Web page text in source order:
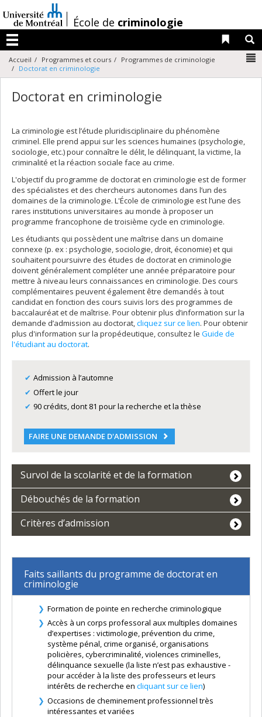
au
contenu
/École de criminologie
Menu
Liens
Accueil Programmes et cours
Programmes de criminologie
Doctorat en criminologie
Doctorat en criminologie
La criminologie est l’étude pluridisciplinaire du phénomène
criminel. Elle prend appui sur les sciences humaines (psychologie,
sociologie, etc.) pour connaître le délit, le délinquant, la victime, la
criminalité et la réaction sociale face au crime.
L'objectif du programme de doctorat en criminologie est de former
des spécialistes et des chercheurs autonomes dans l’un des
domaines de la criminologie. L'École de criminologie est l’une des
rares institutions universitaires au monde à proposer un
programme francophone de troisième cycle en criminologie.
Les étudiants qui possèdent une maîtrise dans un domaine
connexe (p. ex : psychologie, sociologie, droit, économie) et qui
souhaitent poursuivre des études de doctorat en criminologie
doivent généralement compléter une année préparatoire pour
mettre à niveau leurs connaissances en criminologie. Des cours
complémentaires peuvent également être demandés à tout
candidat en fonction des cours suivis lors des programmes de
baccalauréat et de maîtrise. Pour obtenir plus d’information sur la
demande d’admission au doctorat,cliquez sur ce lien. Pour obtenir
plus d'information sur la propédeutique, consultez le Guide de
l'étudiant au doctorat.
Admission à l’automne
Offert le jour
90 crédits, dont 81 pour la recherche et la thèse
FAIRE UNE DEMANDE D'ADMISSION
Survol de la scolarité et de la formation
Débouchés de la formation
Critères d’admission
Faits saillants du programme de doctorat en
criminologie
Formation de pointe en recherche criminologique
Accès à un corps professoral aux multiples domaines
d’expertises : victimologie, prévention du crime,
système pénal, crime organisé, organisations
policières, cybercriminalité, violences criminelles,
délinquance sexuelle (la liste n’est pas exhaustive -
pour accéder à la liste des professeurs et leurs
intérêts de recherche en cliquant sur ce lien)
Occasions de cheminement professionnel très
intéressantes et variées